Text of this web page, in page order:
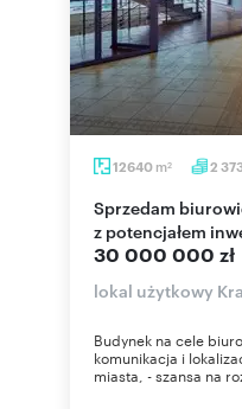
12640 m2 2
Sprzedam biurowiec 12 640 m² w Krakowie
z potencjałem
30 000 000 zł
lokal użytkowy
Budynek na cele
komunikacja i
miasta, - szansa na